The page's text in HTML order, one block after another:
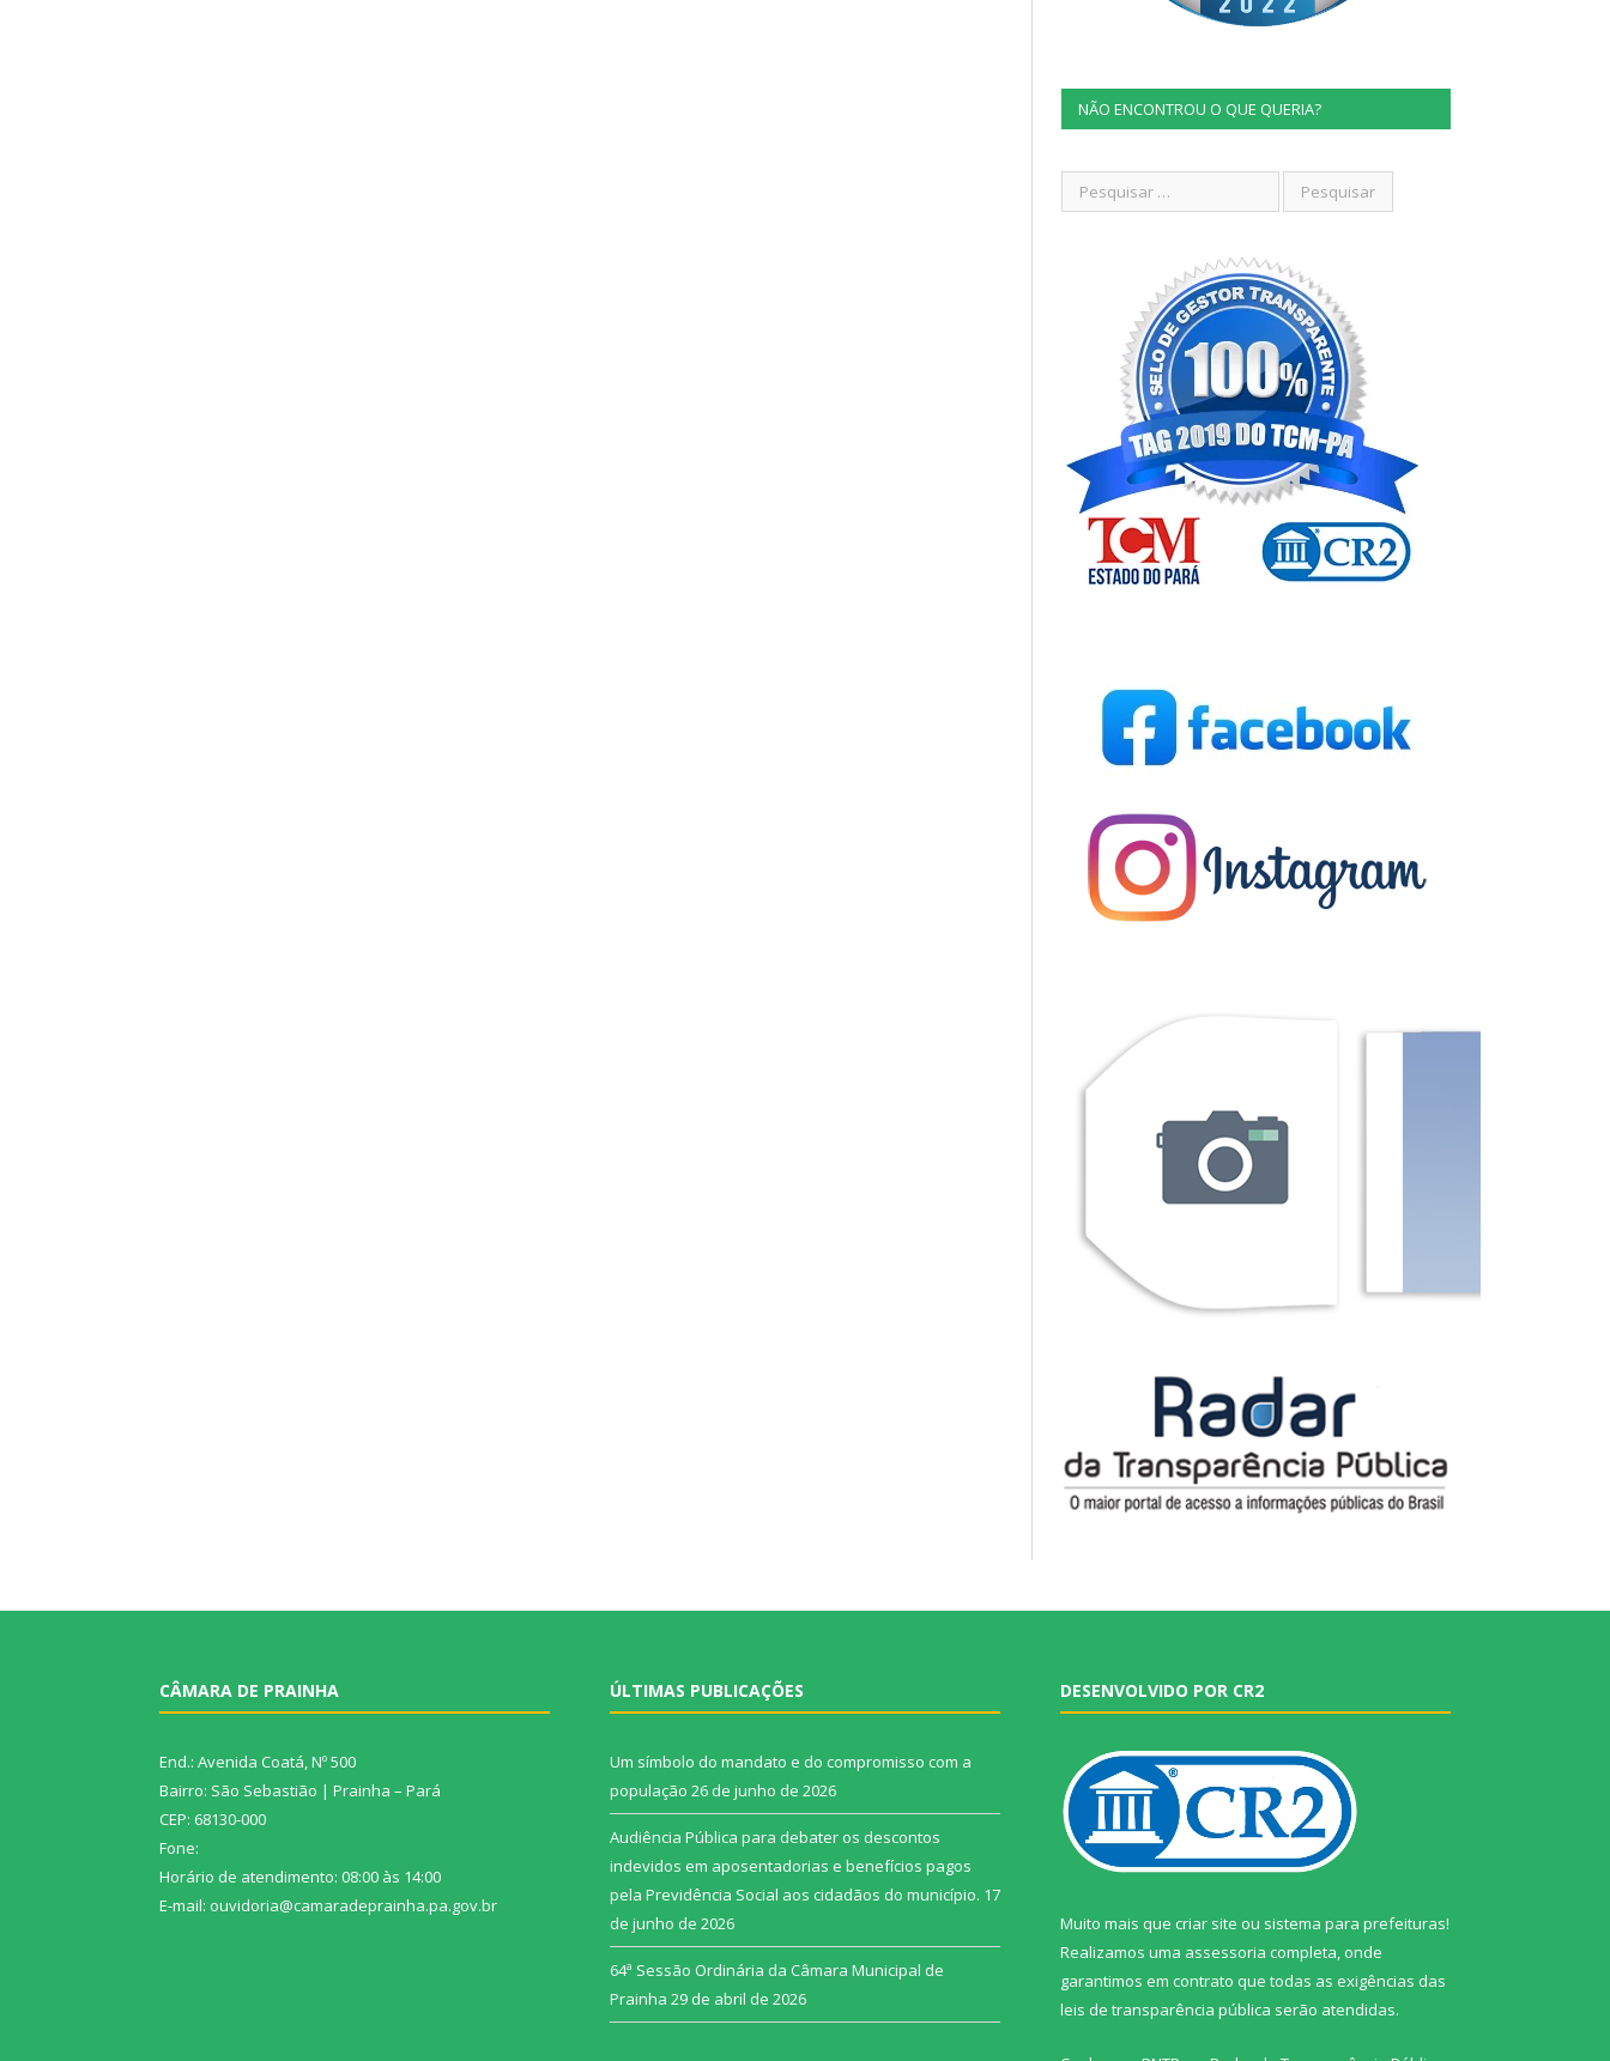
NÃO ENCONTROU O QUE QUERIA?
CÂMARA DE PRAINHA
End.: Avenida Coatá, Nº 500
Bairro: São Sebastião | Prainha – Pará
CEP: 68130-000
Fone:
Horário de atendimento: 08:00 às 14:00
E-mail: ouvidoria@camaradeprainha.pa.gov.br
ÚLTIMAS PUBLICAÇÕES
Um símbolo do mandato e do compromisso com a
população 26 de junho de 2026
Audiência Pública para debater os descontos
indevidos em aposentadorias e benefícios pagos
pela Previdência Social aos cidadãos do município. 17
de junho de 2026
64ª Sessão Ordinária da Câmara Municipal de
Prainha 29 de abril de 2026
DESENVOLVIDO POR CR2
Muito mais que criar site ou sistema para prefeituras!
Realizamos uma assessoria completa, onde
garantimos em contrato que todas as exigências das
leis de transparência pública serão atendidas.